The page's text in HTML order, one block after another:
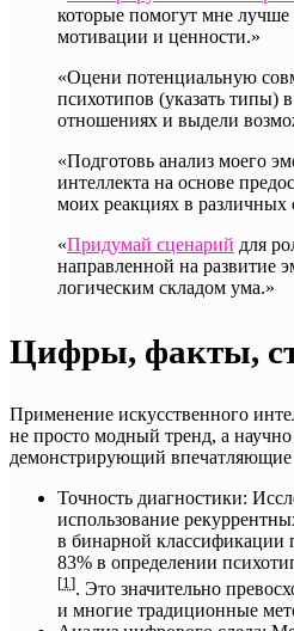
которые помогут мне лучше
мотивации и ценности.»
«Оцени потенциальную
психотипов (указать типы)
отношениях и выдели
«Подготовь анализ моего
интеллекта на основе
моих реакциях в различных
«Придумай сценарий для
направленной на развитие
логическим складом ума.»
Цифры, факты,
Применение искусственного
не просто модный тренд, а
демонстрирующий впечатляющие
Точность диагностики:
использование
в бинарной классификации
83% в определении
[1]. Это значительно
и многие традиционные